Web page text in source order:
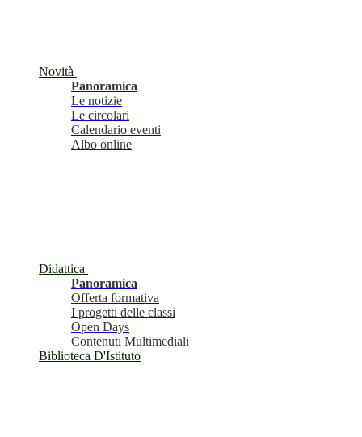
Novità
Panoramica
Le notizie
Le circolari
Calendario eventi
Albo online
Didattica
Panoramica
Offerta formativa
I progetti delle classi
Open Days
Contenuti Multimediali
Biblioteca D'Istituto